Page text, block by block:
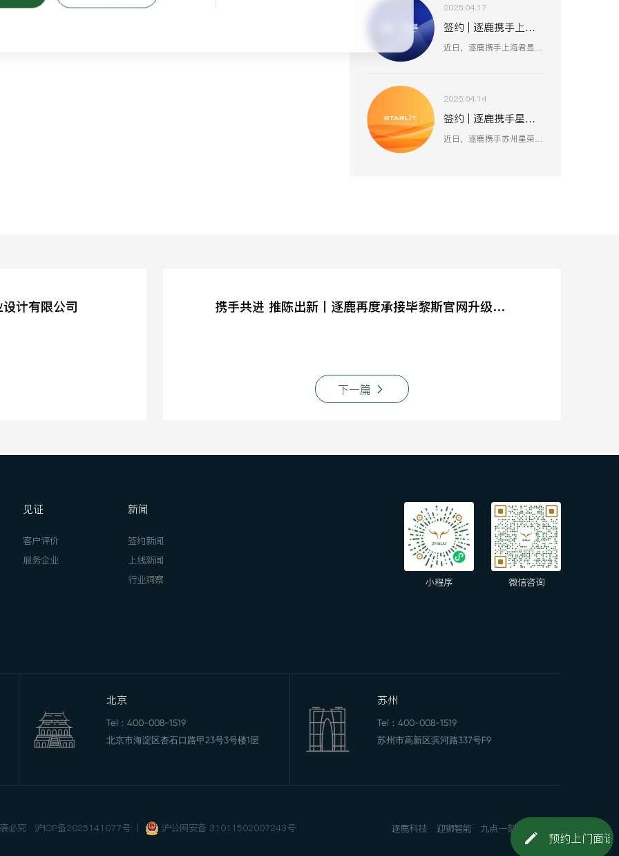
2025.04.17
签约 | 逐鹿携手上海君昱 打造数字营销新生态
近日，逐鹿携手上海君昱信息科技有限公司，赋能品牌形象数字化，以全新的互联网形象为品牌营销赋能。
2025.04.14
签约 | 逐鹿携手星荣 焕新升级品牌官网
近日，逐鹿携手苏州星荣汽车技术有限公司，助力为旌科技数字化官网平台全面升级，赋能品牌形象数字化，以全新形象为品牌营销赋能。
计有限公司 携手共进 推陈出新丨逐鹿再度承接毕黎斯官网升级项目
下一篇
见证
客户评价
服务企业
新闻
签约新闻
上线新闻
行业洞察
小程序 微信咨询
北京
Tel： 400-008-1519
北京市海淀区杏石口路甲23号3号楼1层
苏州
Tel： 400-008-1519
苏州市高新区滨河路337号F9
必究 沪ICP备2025141077号 丨 沪公网安备 31011502007243号 逐鹿科技 迎狮智能 九点一刻 网站地图
预约上门面谈